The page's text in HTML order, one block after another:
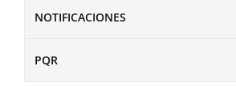
NOTIFICACIONES
PQR